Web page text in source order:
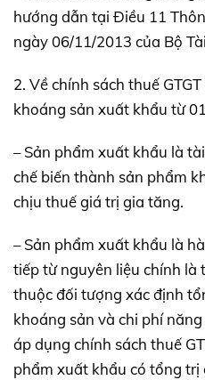
hướng dẫn tại Điều 11
ngày 06/11/2013 của Bộ
2. Về chính sách thuế
khoáng sản xuất khẩu từ
– Sản phẩm xuất khẩu là
chế biến thành sản phẩm
chịu thuế giá trị gia tăng.
– Sản phẩm xuất khẩu là
tiếp từ nguyên liệu chính là
thuộc đối tượng xác định
khoáng sản và chi phí
áp dụng chính sách thuế
phẩm xuất khẩu có tổng